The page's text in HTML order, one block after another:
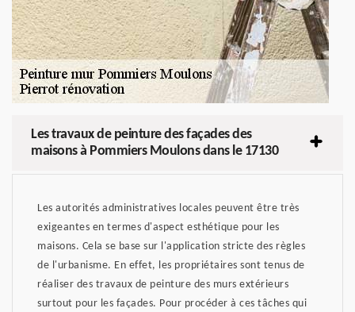
Les travaux de peinture des façades des
maisons à Pommiers Moulons dans le 17130
Les autorités administratives locales peuvent être très
exigeantes en termes d'aspect esthétique pour les
maisons. Cela se base sur l'application stricte des règles
de l'urbanisme. En effet, les propriétaires sont tenus de
réaliser des travaux de peinture des murs extérieurs
surtout pour les façades. Pour procéder à ces tâches qui